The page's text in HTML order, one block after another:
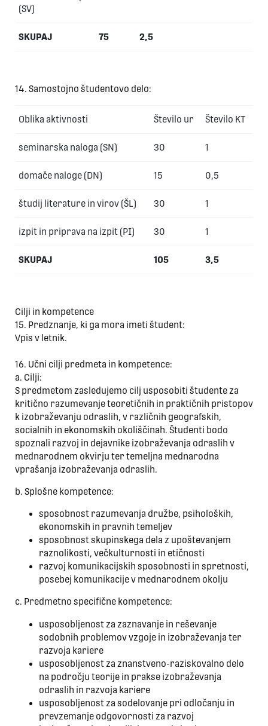
(SV)
SKUPAJ 75 2,5
14. Samostojno študentovo delo:
Oblika aktivnosti Število ur Število KT
seminarska naloga (SN) 30 1
domače naloge (DN) 15 0,5
študij literature in virov (ŠL) 30 1
izpit in priprava na izpit (PI) 30 1
SKUPAJ 105 3,5
Cilji in kompetence
15. Predznanje, ki ga mora imeti študent:
Vpis v letnik.
16. Učni cilji predmeta in kompetence:
a. Cilji:
S predmetom zasledujemo cilj usposobiti študente za
kritično razumevanje teoretičnih in praktičnih pristopov
k izobraževanju odraslih, v različnih geografskih,
socialnih in ekonomskih okoliščinah. Študenti bodo
spoznali razvoj in dejavnike izobraževanja odraslih v
mednarodnem okvirju ter temeljna mednarodna
vprašanja izobraževanja odraslih.
b. Splošne kompetence:
sposobnost razumevanja družbe, psiholoških,
ekonomskih in pravnih temeljev
sposobnost skupinskega dela z upoštevanjem
raznolikosti, večkulturnosti in etičnosti
razvoj komunikacijskih sposobnosti in spretnosti,
posebej komunikacije v mednarodnem okolju
c. Predmetno specifične kompetence:
usposobljenost za zaznavanje in reševanje
sodobnih problemov vzgoje in izobraževanja ter
razvoja kariere
usposobljenost za znanstveno-raziskovalno delo
na področju teorije in prakse izobraževanja
odraslih in razvoja kariere
usposobljenost za sodelovanje pri odločanju in
prevzemanje odgovornosti za razvoj